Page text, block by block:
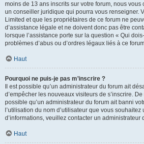
moins de 13 ans inscrits sur votre forum, nous
un conseiller juridique qui pourra vous renseigner.
Limited et que les propriétaires de ce forum ne
d’assistance légale et ne doivent donc pas être
lorsque l’assistance porte sur la question « Qui
problèmes d’abus ou d’ordres légaux liés à ce
Haut
Pourquoi ne puis-je pas m’inscrire ?
Il est possible qu’un administrateur du forum ait
d’empêcher les nouveaux visiteurs de s’inscrire.
possible qu’un administrateur du forum ait banni
l’utilisation du nom d’utilisateur que vous souhaitez
d’informations, veuillez contacter un administrateur
Haut